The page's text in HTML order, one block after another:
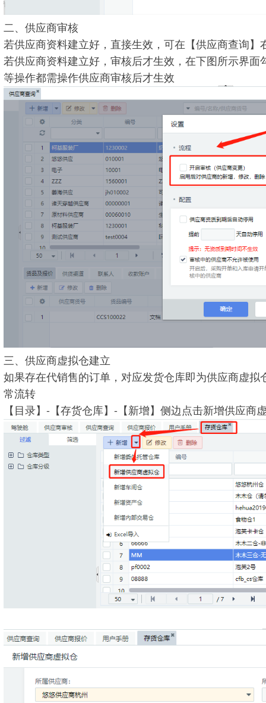
二、供应商审核
若供应商资料建立好，直接生效，可在【供应商查询】
若供应商资料建立好，审核后才生效，在下图所示界面
等操作都需操作供应商审核后才生效
三、供应商虚拟仓建立
如果存在代销售的订单，对应发货仓库即为供应商虚
常流转
【目录】-【存货仓库】-【新增】侧边点击新增供应商